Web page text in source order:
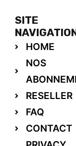
SITE
HOME
NOS
RESELLER
FAQ
CONTACT